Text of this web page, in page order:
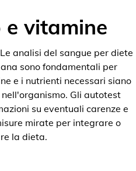
e vitamine
analisi del sangue per diete
sono fondamentali per
e i nutrienti necessari siano
Gli autotest
su eventuali carenze e
mirate per integrare o
la dieta.